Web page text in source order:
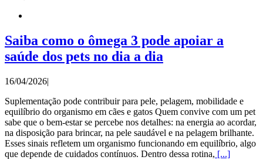
Saiba como o ômega 3 pode apoiar a
saúde dos pets no dia a dia
16/04/2026|
Suplementação pode contribuir para pele, pelagem, mobilidade e
equilíbrio do organismo em cães e gatos Quem convive com um pet
sabe que o bem-estar se percebe nos detalhes: na energia ao acordar,
na disposição para brincar, na pele saudável e na pelagem brilhante.
Esses sinais refletem um organismo funcionando em equilíbrio, algo
que depende de cuidados contínuos. Dentro dessa rotina, [...]